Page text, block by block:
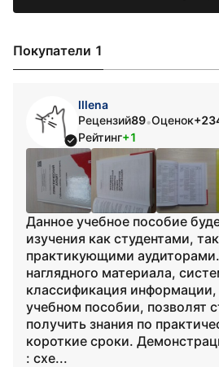
Покупатели 1
lllena
Рецензий89•Оценок
Рейтинг+1
Данное учебное пособие
изучения как студентами,
практикующими
наглядного материала,
классификация информации,
учебном пособии, позволят
получить знания по
короткие сроки.
: схе...